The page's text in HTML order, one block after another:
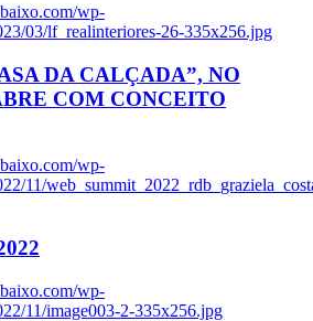
wp-
03/lf_realinteriores-26-335x256.jpg
DA CALÇADA”, NO
COM CONCEITO
wp-
11/
wp-
11/image003-2-335x256.jpg